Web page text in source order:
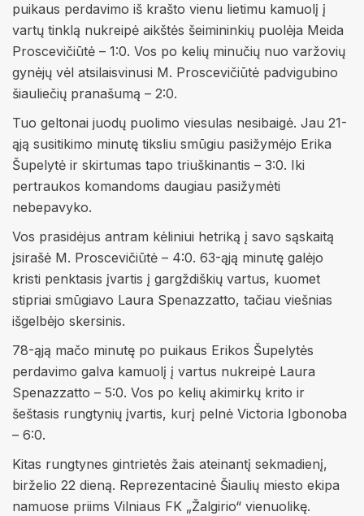
puikaus perdavimo iš krašto vienu lietimu kamuolį į
vartų tinklą nukreipė aikštės šeimininkių puolėja Meida
Proscevičiūtė – 1:0. Vos po kelių minučių nuo varžovių
gynėjų vėl atsilaisvinusi M. Proscevičiūtė padvigubino
šiauliečių pranašumą – 2:0.
Tuo geltonai juodų puolimo viesulas nesibaigė. Jau 21-
ąją susitikimo minutę tiksliu smūgiu pasižymėjo Erika
Šupelytė ir skirtumas tapo triuškinantis – 3:0. Iki
pertraukos komandoms daugiau pasižymėti
nebepavyko.
Vos prasidėjus antram kėliniui hetriką į savo sąskaitą
įsirašė M. Proscevičiūtė – 4:0. 63-ąją minutę galėjo
kristi penktasis įvartis į gargždiškių vartus, kuomet
stipriai smūgiavo Laura Spenazzatto, tačiau viešnias
išgelbėjo skersinis.
78-ąją mačo minutę po puikaus Erikos Šupelytės
perdavimo galva kamuolį į vartus nukreipė Laura
Spenazzatto – 5:0. Vos po kelių akimirkų krito ir
šeštasis rungtynių įvartis, kurį pelnė Victoria Igbonoba
– 6:0.
Kitas rungtynes gintrietės žais ateinantį sekmadienį,
birželio 22 dieną. Reprezentacinė Šiaulių miesto ekipa
namuose priims Vilniaus FK „Žalgirio“ vienuolikę.